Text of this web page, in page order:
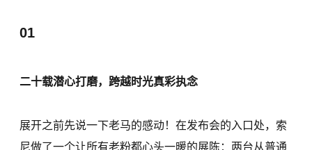
01
二十载潜心打磨，跨越时光真彩执念
展开之前先说一下老马的感动！在发布会的入口处，索
尼做了一个让所有老粉都心头一暖的展陈：两台从普通